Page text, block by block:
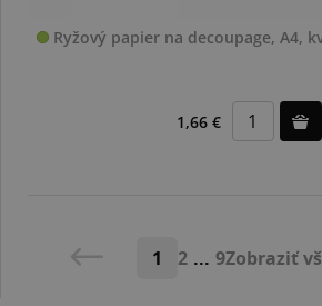
Ryžový papier na decoupage, A4,
1,66 €
1 2 ... 9Zobraziť